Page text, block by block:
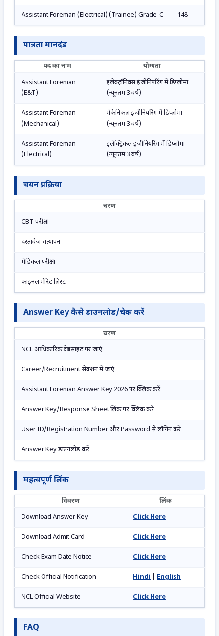
Assistant Foreman (Electrical) (Trainee) Grade-C 148
पात्रता मानदंड
पद का नाम
योग्यता
Assistant Foreman
(E&T)
इलेक्ट्रॉनिक्स इंजीनियरिंग में डिप्लोमा
(न्यूनतम 3 वर्ष)
Assistant Foreman
(Mechanical)
मैकेनिकल इंजीनियरिंग में डिप्लोमा
(न्यूनतम 3 वर्ष)
Assistant Foreman
(Electrical)
इलेक्ट्रिकल इंजीनियरिंग में डिप्लोमा
(न्यूनतम 3 वर्ष)
चयन प्रक्रिया
चरण
CBT परीक्षा
दस्तावेज सत्यापन
मेडिकल परीक्षा
फाइनल मेरिट लिस्ट
Answer Key कैसे डाउनलोड/चेक करें
चरण
NCL आधिकारिक वेबसाइट पर जाएं
Career/Recruitment सेक्शन में जाएं
Assistant Foreman Answer Key 2026 पर क्लिक करें
Answer Key/Response Sheet लिंक पर क्लिक करें
User ID/Registration Number और Password से लॉगिन करें
Answer Key डाउनलोड करें
महत्वपूर्ण लिंक
विवरण
लिंक
Download Answer Key
Click Here
Download Admit Card Click Here
Check Exam Date Notice Click Here
Check Official Notification Hindi English
NCL Official Website Click Here
FAQ